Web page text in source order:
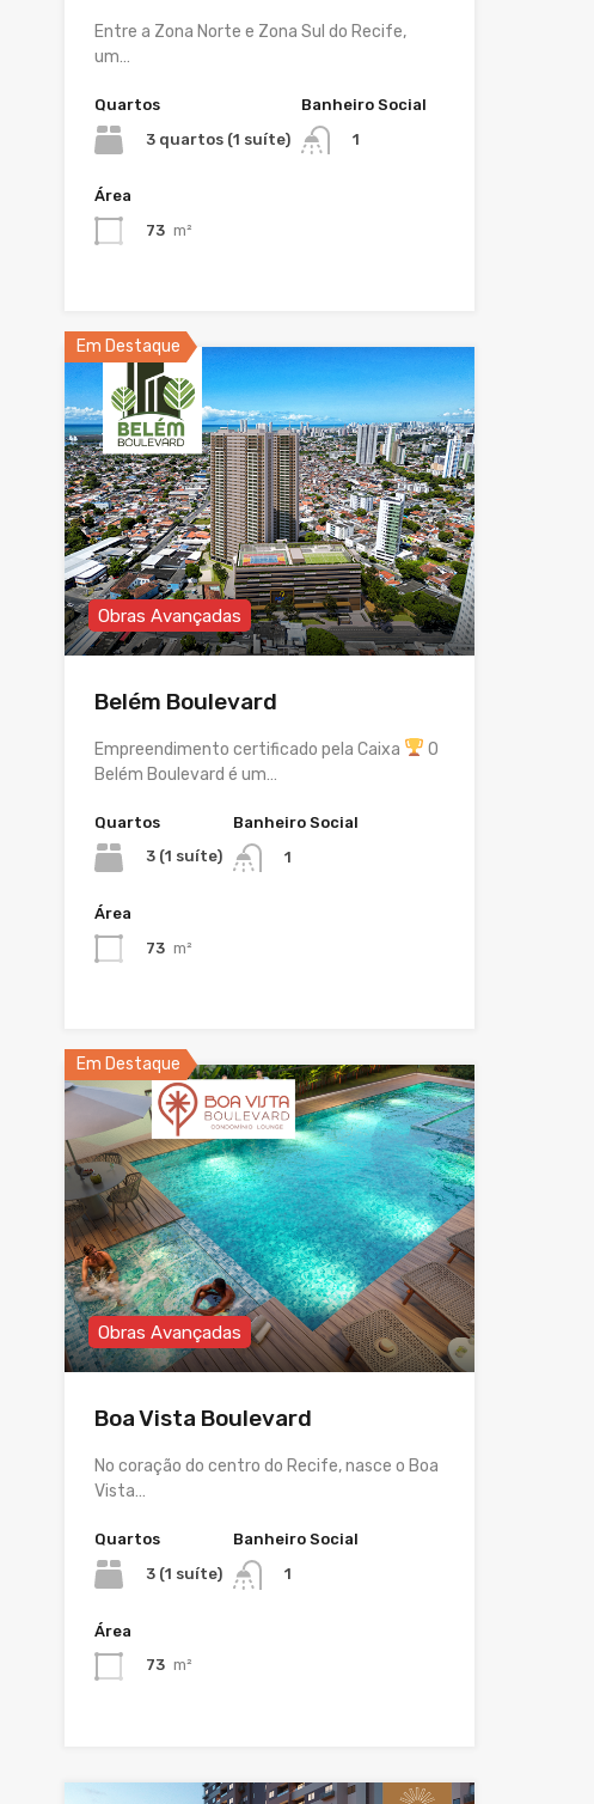
Entre a Zona Norte e Zona Sul do Recife,
um…
Quartos
3 quartos (1 suíte)
Banheiro Social
1
Área
73 m²
Em Destaque
Obras Avançadas
Belém Boulevard
Empreendimento certificado pela Caixa
O
Belém Boulevard é um…
Quartos
3 (1 suíte)
Banheiro Social
1
Área
73 m²
Em Destaque
Obras Avançadas
Boa Vista Boulevard
No coração do centro do Recife, nasce o Boa
Vista…
Quartos
3 (1 suíte)
Banheiro Social
1
Área
73 m²